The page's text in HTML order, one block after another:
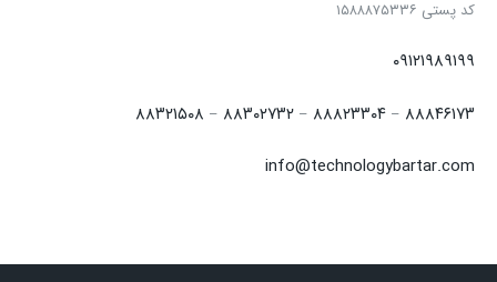
كد پستی ۱۵۸۸۸۷۵۳۳۶
۰۹۱۲۱۹۸۹۱۹۹
۸۸۸۴۶۱۷۳ – ۸۸۸۲۳۳۰۴ – ۸۸۳۰۲۷۳۲ – ۸۸۳۲۱۵۰۸
info@technologybartar.com